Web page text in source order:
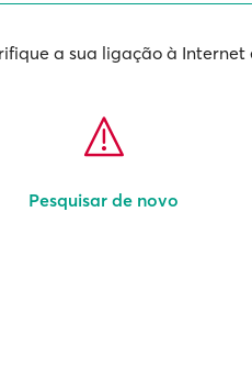
a sua ligação à
Pesquisar de novo